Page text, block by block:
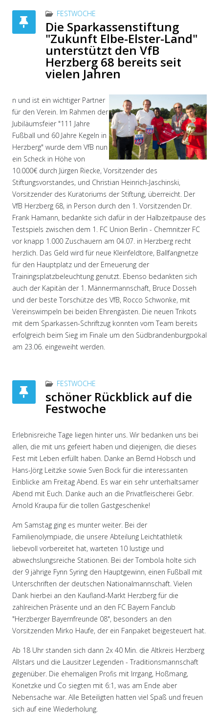
FESTWOCHE
Die Sparkassenstiftung
"Zukunft Elbe-Elster-Land"
unterstützt den VfB
Herzberg 68 bereits seit
vielen Jahren
n und ist ein wichtiger Partner
für den Verein. Im Rahmen der
Jubiläumsfeier "111 Jahre
Fußball und 60 Jahre Kegeln in
Herzberg" wurde dem VfB nun
ein Scheck in Höhe von
10.000€ durch Jürgen Riecke, Vorsitzender des
Stiftungsvorstandes, und Christian Heinrich-Jaschinski,
Vorsitzender des Kuratoriums der Stiftung, überreicht. Der
VfB Herzberg 68, in Person durch den 1. Vorsitzenden Dr.
Frank Hamann, bedankte sich dafür in der Halbzeitpause des
Testspiels zwischen dem 1. FC Union Berlin - Chemnitzer FC
vor knapp 1.000 Zuschauern am 04.07. in Herzberg recht
herzlich. Das Geld wird für neue Kleinfeldtore, Ballfangnetze
für den Hauptplatz und der Erneuerung der
Trainingsplatzbeleuchtung genutzt. Ebenso bedankten sich
auch der Kapitän der 1. Männermannschaft, Bruce Dosseh
und der beste Torschütze des VfB, Rocco Schwonke, mit
Vereinswimpeln bei beiden Ehrengästen. Die neuen Trikots
mit dem Sparkassen-Schriftzug konnten vom Team bereits
erfolgreich beim Sieg im Finale um den Südbrandenburgpokal
am 23.06. eingeweiht werden.
FESTWOCHE
schöner Rückblick auf die
Festwoche
Erlebnisreiche Tage liegen hinter uns. Wir bedanken uns bei
allen, die mit uns gefeiert haben und diejenigen, die dieses
Fest mit Leben erfüllt haben. Danke an Bernd Hobsch und
Hans-Jörg Leitzke sowie Sven Bock für die interessanten
Einblicke am Freitag Abend. Es war ein sehr unterhaltsamer
Abend mit Euch. Danke auch an die Privatfleischerei Gebr.
Arnold Kraupa für die tollen Gastgeschenke!
Am Samstag ging es munter weiter. Bei der
Familienolympiade, die unsere Abteilung Leichtathletik
liebevoll vorbereitet hat, warteten 10 lustige und
abwechslungsreiche Stationen. Bei der Tombola holte sich
der 9 jährige Fynn Syring den Hauptgewinn, einen Fußball mit
Unterschriften der deutschen Nationalmannschaft. Vielen
Dank hierbei an den Kaufland-Markt Herzberg für die
zahlreichen Präsente und an den FC Bayern Fanclub
"Herzberger Bayernfreunde 08", besonders an den
Vorsitzenden Mirko Haufe, der ein Fanpaket beigesteuert hat.
Ab 18 Uhr standen sich dann 2x 40 Min. die Altkreis Herzberg
Allstars und die Lausitzer Legenden - Traditionsmannschaft
gegenüber. Die ehemaligen Profis mit Irrgang, Hoßmang,
Konetzke und Co siegten mit 6:1, was am Ende aber
Nebensache war. Alle Beteiligten hatten viel Spaß und freuen
sich auf eine Wiederholung.